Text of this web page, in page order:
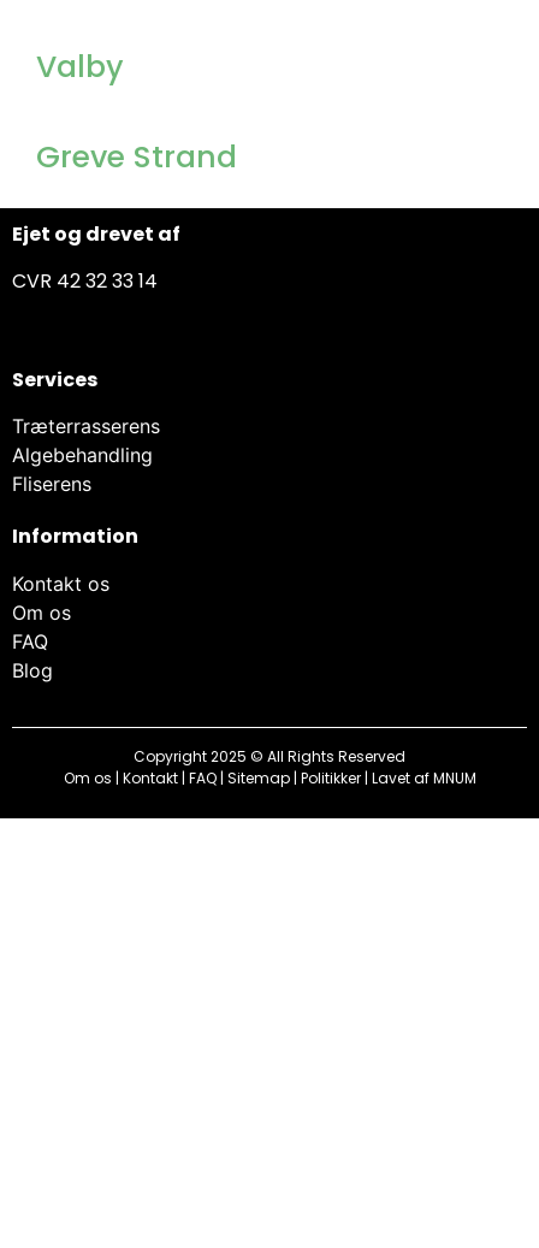
Valby
Greve Strand
Ejet og drevet af
CVR 42 32 33 14
Services
Træterrasserens
Algebehandling
Fliserens
Information
Kontakt os
Om os
FAQ
Blog
Copyright 2025 © All Rights Reserved
Om os | Kontakt| FAQ| Sitemap| Politikker| Lavet afMNUM